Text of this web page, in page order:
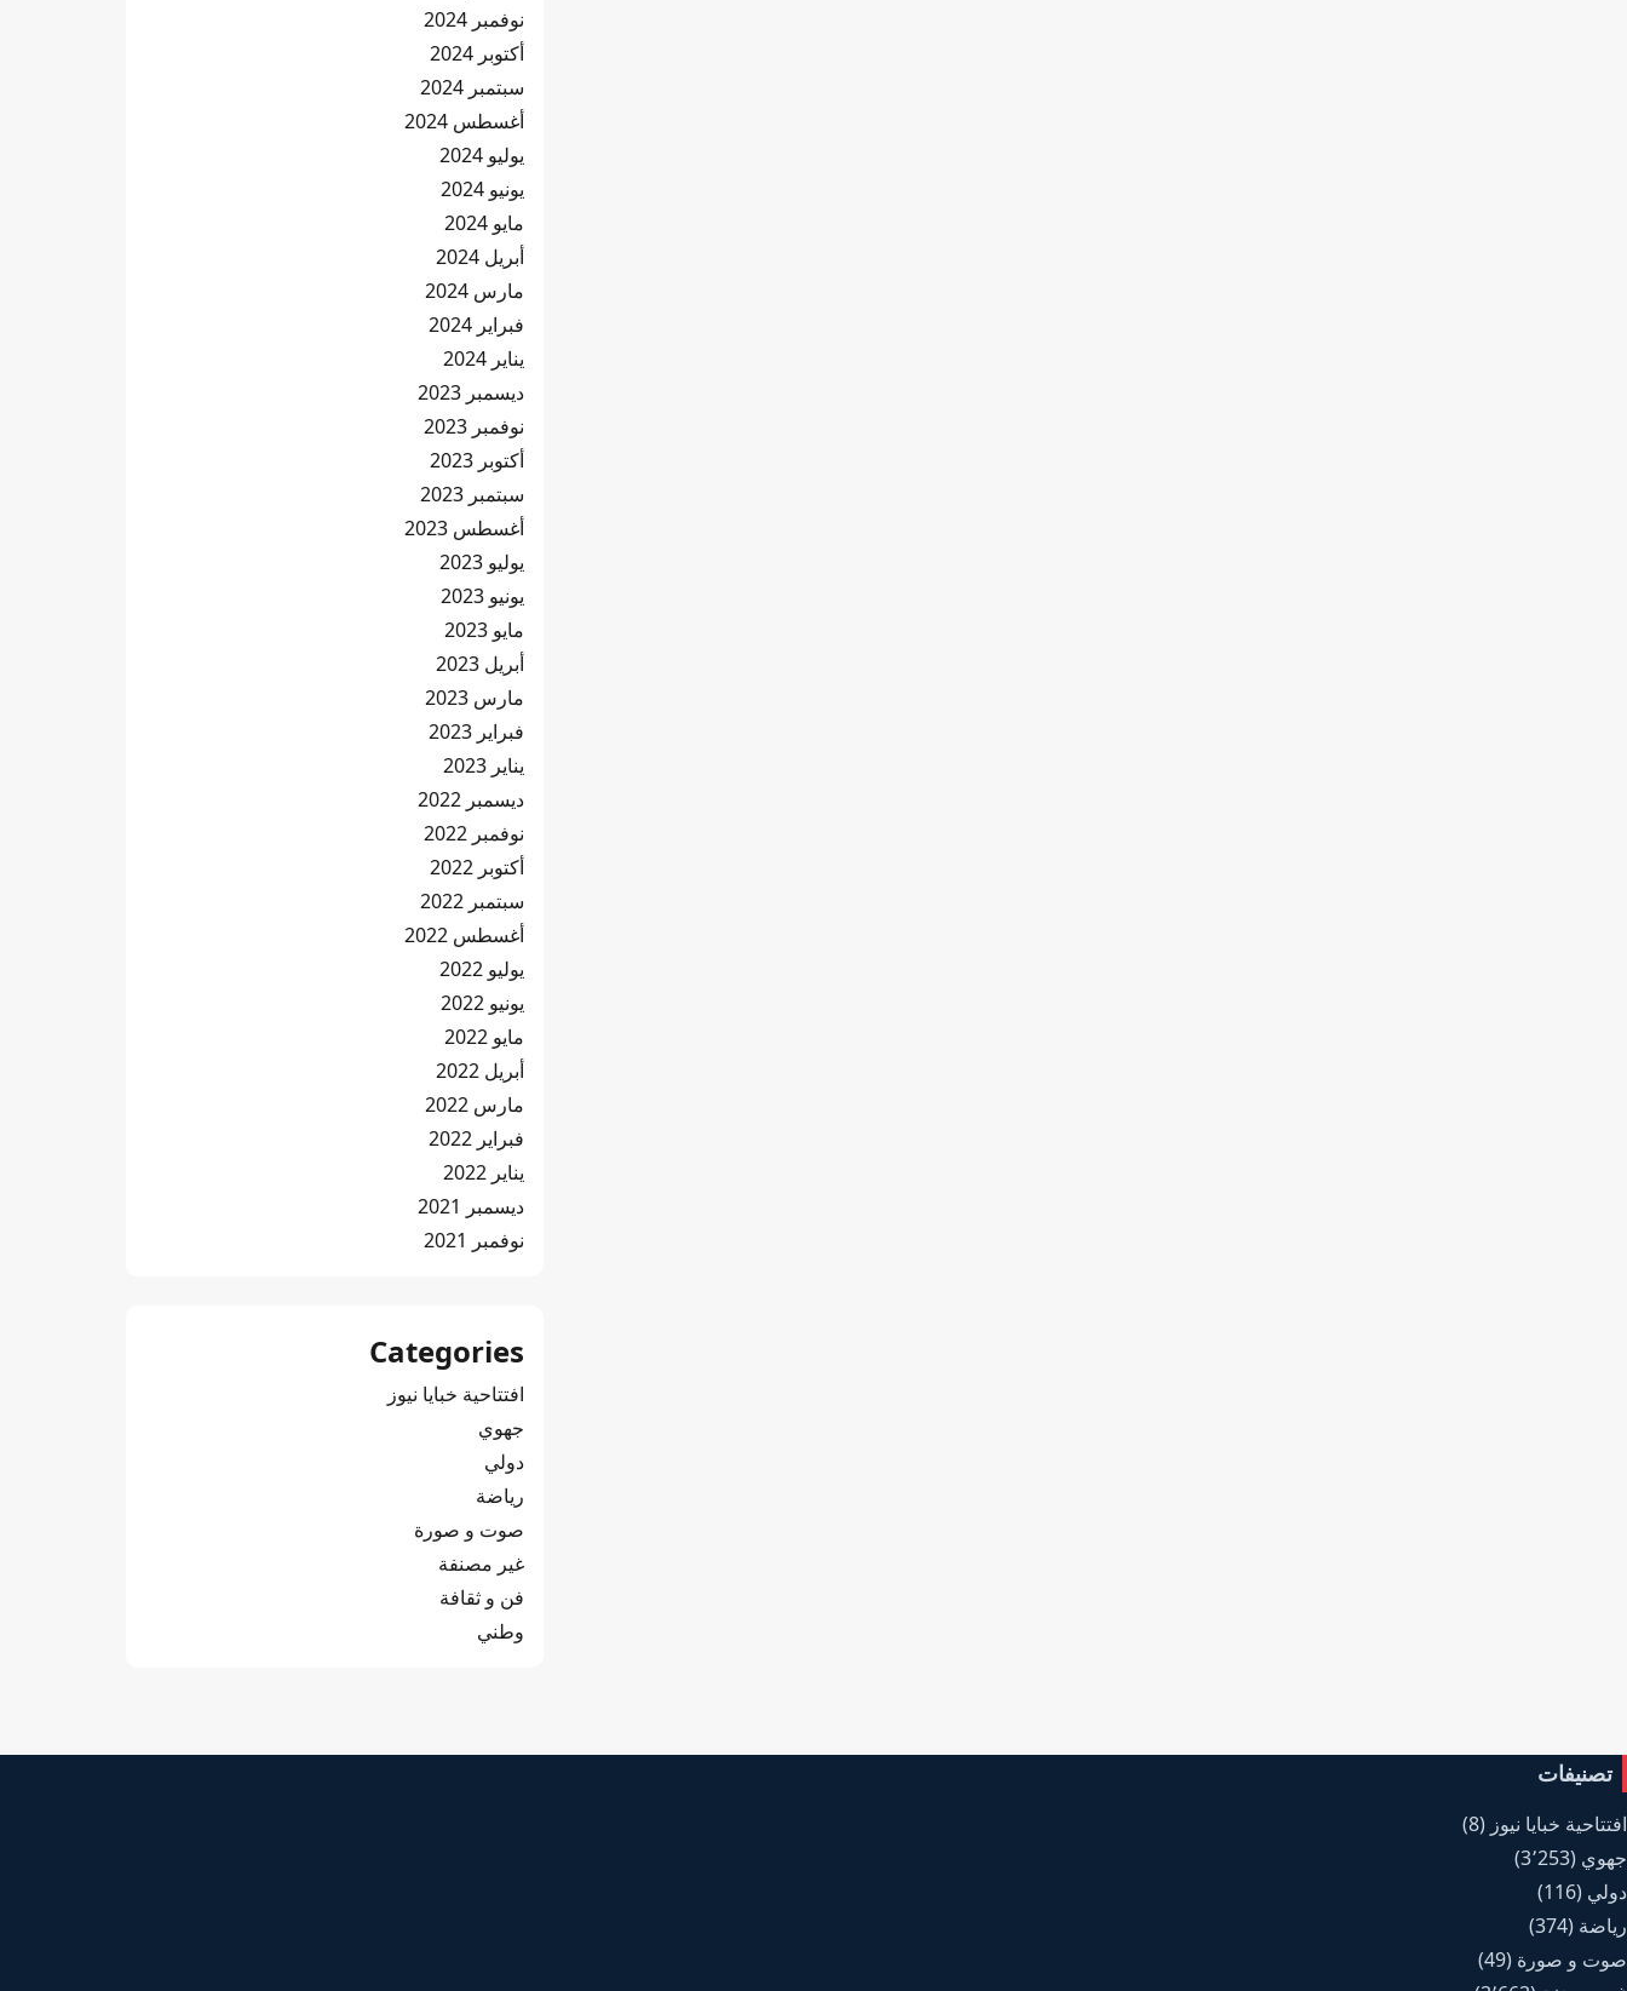
نوفمبر 2024
أكتوبر 2024
سبتمبر 2024
أغسطس 2024
يوليو 2024
يونيو 2024
مايو 2024
أبريل 2024
مارس 2024
فبراير 2024
يناير 2024
ديسمبر 2023
نوفمبر 2023
أكتوبر 2023
سبتمبر 2023
أغسطس 2023
يوليو 2023
يونيو 2023
مايو 2023
أبريل 2023
مارس 2023
فبراير 2023
يناير 2023
ديسمبر 2022
نوفمبر 2022
أكتوبر 2022
سبتمبر 2022
أغسطس 2022
يوليو 2022
يونيو 2022
مايو 2022
أبريل 2022
مارس 2022
فبراير 2022
يناير 2022
ديسمبر 2021
نوفمبر 2021
Categories
افتتاحية خبايا نيوز
جهوي
دولي
رياضة
صوت و صورة
غير مصنفة
فن و ثقافة
وطني
تصنيفات
افتتاحية خبايا نيوز (8)
جهوي (3٬253)
دولي (116)
رياضة (374)
صوت و صورة (49)